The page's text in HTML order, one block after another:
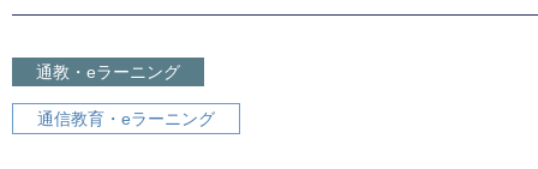
通教・eラーニング
通信教育・eラーニング